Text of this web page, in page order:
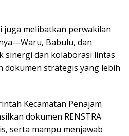
juga melibatkan perwakilan
Babulu, dan
sinergi dan kolaborasi lintas
dokumen strategis yang lebih
Kecamatan Penajam
dokumen RENSTRA
serta mampu menjawab